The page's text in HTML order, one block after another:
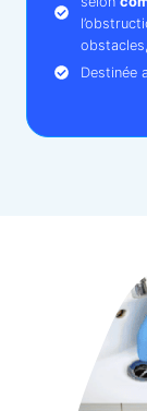
Destinée